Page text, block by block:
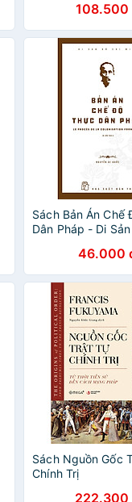
108.500
Sách Bản Án Chế
Dân Pháp - Di
46.000
Sách Nguồn Gốc
Chính Trị
222.300